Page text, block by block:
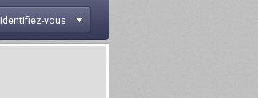
Identifiez-vous